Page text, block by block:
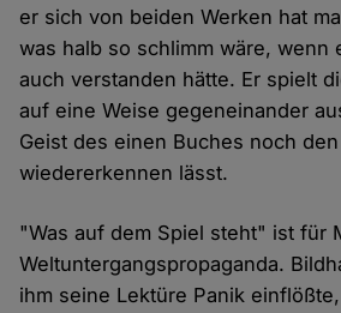
er sich von beiden Werken hat
was halb so schlimm wäre, wenn
auch verstanden hätte. Er spielt
auf eine Weise gegeneinander
Geist des einen Buches noch
wiedererkennen lässt.
"Was auf dem Spiel steht" ist für
Weltuntergangspropaganda.
ihm seine Lektüre Panik